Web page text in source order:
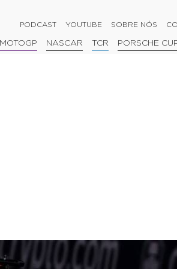
PODCAST YOUTUBE SOBRE NÓS
MOTOGP NASCAR TCR PORSCHE